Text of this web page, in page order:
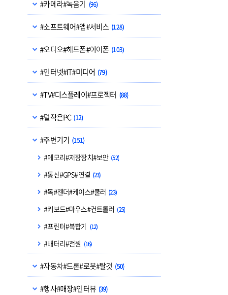
#카메라#녹음기 (96)
#소프트웨어#앱#서비스 (128)
#오디오#헤드폰#이어폰 (103)
#인터넷#IT#미디어 (79)
#TV#디스플레이#프로젝터 (88)
#덜작은PC (12)
#주변기기 (151)
#메모리#저장장치#보안 (52)
#통신#GPS#연결 (23)
#독#젠더#케이스#쿨러 (23)
#키보드#마우스#컨트롤러 (25)
#프린터#복합기 (12)
#배터리#전원 (16)
#자동차#드론#로봇#탈것 (50)
#행사#매장#인터뷰 (39)